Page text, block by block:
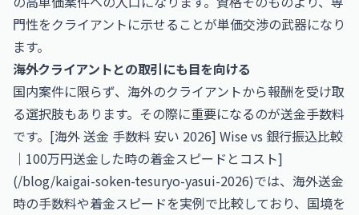
門性をクライアントに示せることが単価交渉の武器になり
ます。
海外クライアントとの取引にも目を向ける
国内案件に限らず、海外のクライアントから報酬を受け取
る選択肢もあります。その際に重要になるのが送金手数料
です。[海外 送金 手数料 安い 2026] Wise vs 銀行振込比較
｜100万円送金した時の着金スピードとコスト]
(/blog/kaigai-soken-tesuryo-yasui-2026)では、海外送金
時の手数料や着金スピードを実例で比較しており、国境を